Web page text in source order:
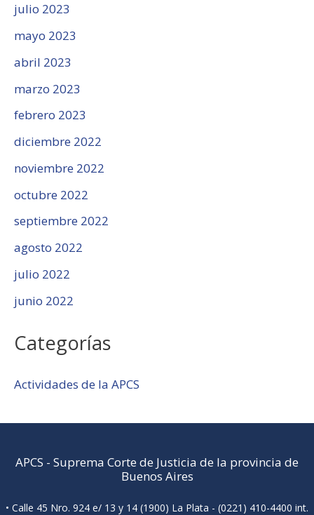
julio 2023
mayo 2023
abril 2023
marzo 2023
febrero 2023
diciembre 2022
noviembre 2022
octubre 2022
septiembre 2022
agosto 2022
julio 2022
junio 2022
Categorías
Actividades de la APCS
APCS - Suprema Corte de Justicia de la provincia de
Buenos Aires
• Calle 45 Nro. 924 e/ 13 y 14 (1900) La Plata - (0221) 410-4400 int.